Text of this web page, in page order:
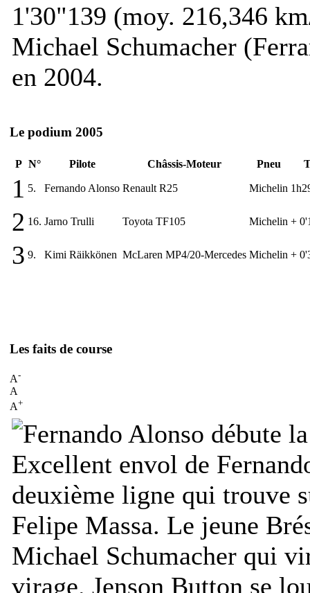
1'30"139 (moy. 216,346
Michael Schumacher
en 2004.
Le podium 2005
P N° Pilote Châssis-Moteur Pneu
1 5. Fernando Alonso Renault R25 Michelin
2 16. Jarno Trulli Toyota TF105 Michelin +
3 9. Kimi Räikkönen McLaren MP4/20-Mercedes Michelin +
Les faits de course
A-
A
A+
Excellent envol de
deuxième ligne qui trouve
Felipe Massa. Le jeune
Michael Schumacher qui
virage. Jenson Button se